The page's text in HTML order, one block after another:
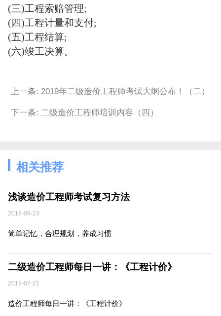
(三)工程索赔管理;
(四)工程计量和支付;
(五)工程结算;
(六)竣工决算。
上一条: 2019年二级造价工程师考试大纲公布！（二）
下一条: 二级造价工程师培训内容（四）
相关推荐
浅谈造价工程师考试复习方法
2019-08-23
简单记忆，合理规划，养成习惯
二级造价工程师每日一讲：《工程计价》
2019-07-21
造价工程师每日一讲：《工程计价》